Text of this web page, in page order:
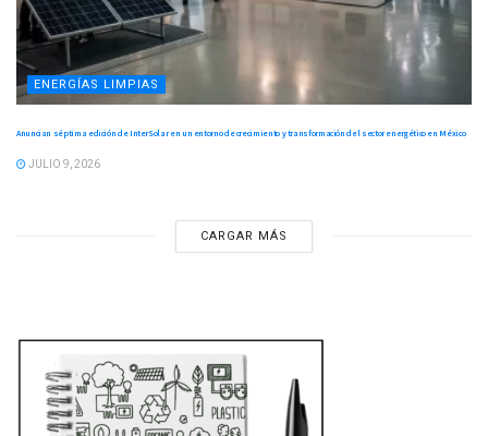
ENERGÍAS LIMPIAS
Anuncian séptima edición de InterSolar en un entorno de crecimiento y transformación del sector energético en México
JULIO 9, 2026
CARGAR MÁS